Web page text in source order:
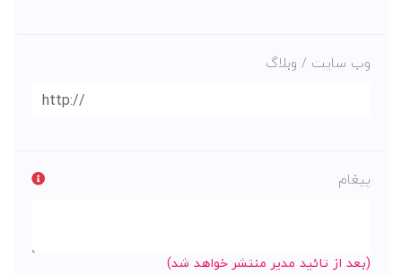
وب سایت / وبلاگ
پیغام
(بعد از تائید مدیر منتشر خواهد شد)